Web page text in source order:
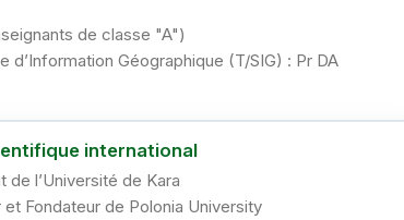
de classe "A")
Géographique (T/SIG) : Pr DA
international
de l’Université de Kara
Fondateur de Polonia University